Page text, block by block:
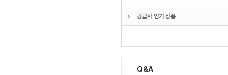
공급사 인기 상품
Q&A